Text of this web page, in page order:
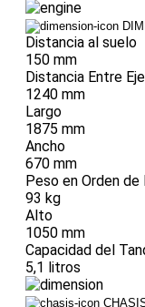
Distancia al suelo
150 mm
Distancia Entre
1240 mm
Largo
1875 mm
Ancho
670 mm
Peso en Orden de
93 kg
Alto
1050 mm
Capacidad del
5,1 litros